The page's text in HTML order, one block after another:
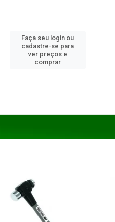
Faça seu login ou
cadastre-se para
ver preços e
comprar